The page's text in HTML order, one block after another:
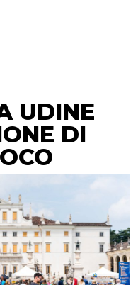
UDINE
DI